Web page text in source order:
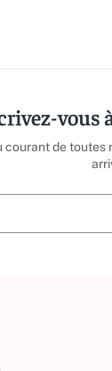
vous
courant de